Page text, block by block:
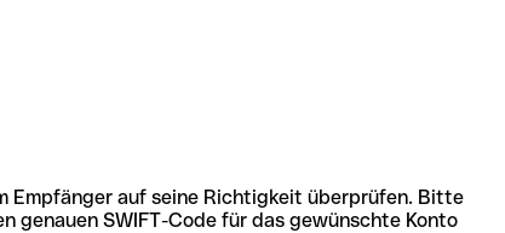
Empfänger auf seine Richtigkeit überprüfen. Bitte
genauen SWIFT-Code für das gewünschte Konto